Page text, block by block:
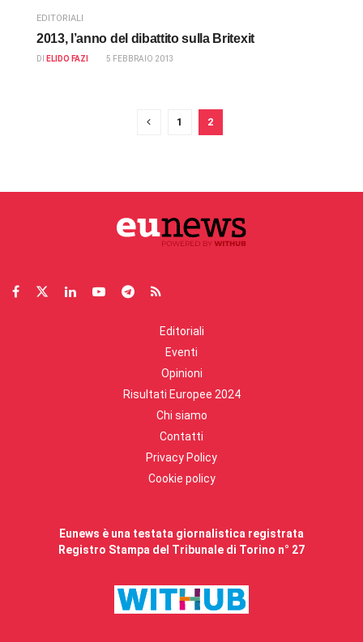
EDITORIALI
2013, l’anno del dibattito sulla Britexit
DI ELIDO FAZI 5 FEBBRAIO 2013
1 2
Editoriali
Eventi
Opinioni
Risultati Europee 2024
Chi siamo
Contatti
Privacy Policy
Cookie policy
Eunews è una testata giornalistica registrata
Registro Stampa del Tribunale di Torino n° 27